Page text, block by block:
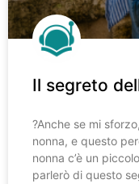
Il segreto
?️Anche se mi
nonna, e questo
nonna c’è un
parlerò di questo